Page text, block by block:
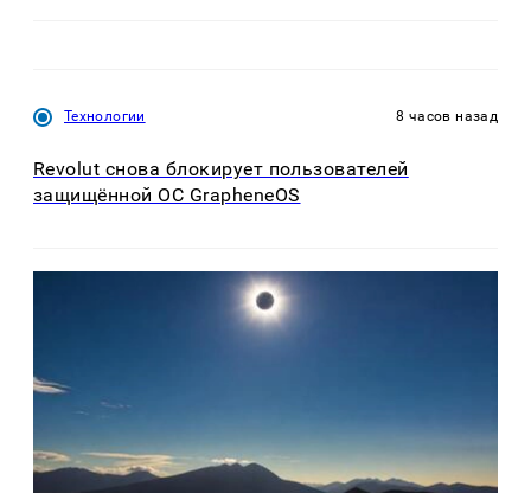
Технологии 8 часов назад
Revolut снова блокирует пользователей
защищённой ОС GrapheneOS